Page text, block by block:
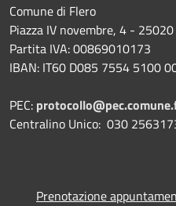
Comune di Flero
Piazza IV novembre, 4 -
Partita IVA: 00869010173
IBAN: IT60 D085 7554 5100
PEC:
Centralino Unico: 030
Prenotazione